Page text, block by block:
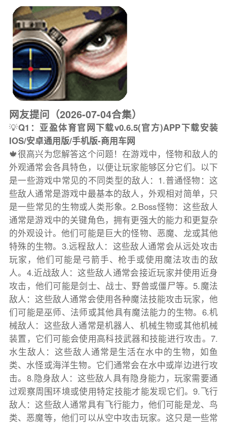
网友提问（2026-07-04合集）
💡Q1：亚盈体育官网下载v0.6.5(官方)APP下载安装
IOS/安卓通用版/手机版-商用车网
🍁很高兴为您解答这个问题！在游戏中，怪物和敌人的
外观通常会各具特色，以便让玩家能够区分它们。以下
是一些游戏中常见的不同类型的敌人：1.普通怪物：这
些敌人通常是游戏中最基本的敌人，外观相对简单，只
是一些常见的生物或人类形象。2.Boss怪物：这些敌人
通常是游戏中的关键角色，拥有更强大的能力和更复杂
的外观设计。他们可能是巨大的怪物、恶魔、龙或其他
特殊的生物。3.远程敌人：这些敌人通常会从远处攻击
玩家，他们可能是弓箭手、枪手或使用魔法攻击的敌
人。4.近战敌人：这些敌人通常会接近玩家并使用近身
攻击，他们可能是剑士、战士、野兽或僵尸等。5.魔法
敌人：这些敌人通常会使用各种魔法技能攻击玩家，他
们可能是巫师、法师或其他具有魔法能力的生物。6.机
械敌人：这些敌人通常是机器人、机械生物或其他机械
装置，它们可能会使用高科技武器和技能进行攻击。7.
水生敌人：这些敌人通常是生活在水中的生物，如鱼
类、水怪或海洋生物。它们通常会在水中或岸边进行攻
击。8.隐身敌人：这些敌人具有隐身能力，玩家需要通
过观察周围环境或使用特定技能才能发现它们。9.飞行
敌人：这些敌人通常具有飞行能力，他们可能是龙、鸟
类、恶魔等，他们可以从空中攻击玩家。这只是一些常